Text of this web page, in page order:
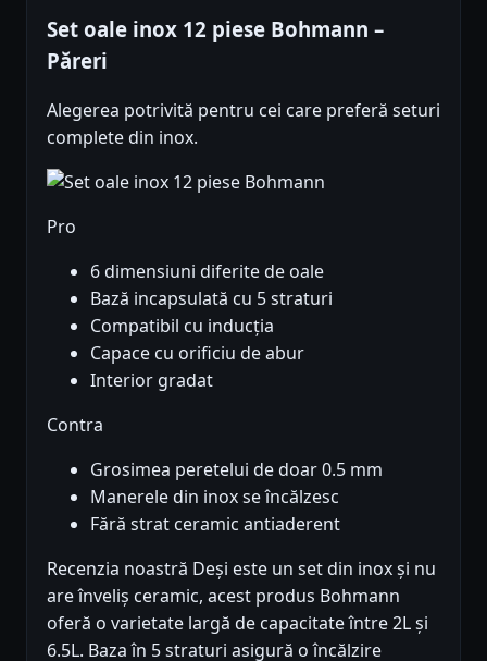
Set oale inox 12 piese Bohmann –
Păreri
Alegerea potrivită pentru cei care preferă seturi
complete din inox.
Pro
6 dimensiuni diferite de oale
Bază incapsulată cu 5 straturi
Compatibil cu inducția
Capace cu orificiu de abur
Interior gradat
Contra
Grosimea peretelui de doar 0.5 mm
Manerele din inox se încălzesc
Fără strat ceramic antiaderent
Recenzia noastră Deși este un set din inox și nu
are înveliș ceramic, acest produs Bohmann
oferă o varietate largă de capacitate între 2L și
6.5L. Baza în 5 straturi asigură o încălzire